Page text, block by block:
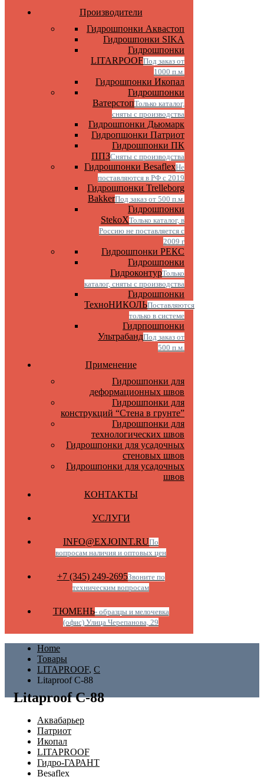
Производители
Гидрошпонки Аквастоп
Гидрошпонки SIKA
Гидрошпонки
LITARPOOFПод заказ от
1000 п.м.
Гидрошпонки Икопал
Гидрошпонки
ВатерстопТолько каталог,
сняты с производства
Гидрошпонки Дьюмарк
Гидропшонки Патриот
Гидрошпонки ПК
ППЗСняты с производства
Гидрошпонки BesaflexНе
поставляются в РФ с 2019
Гидрошпонки Trelleborg
BakkerПод заказ от 500 п.м.
Гидрошпонки
StekoXТолько каталог, в
Россию не поставляется с
2009 г
Гидрошпонки РЕКС
Гидрошпонки
ГидроконтурТолько
каталог, сняты с производства
Гидрошпонки
ТехноНИКОЛЬПоставляются
только в системе
Гидрпошпонки
УльтрабандПод заказ от
500 п.м.
Применение
Гидрошпонки для
деформационных швов
Гидрошпонки для
конструкций “Стена в грунте”
Гидрошпонки для
технологических швов
Гидрошпонки для усадочных
стеновых швов
Гидрошпонки для усадочных
швов
КОНТАКТЫ
УСЛУГИ
INFO@EXJOINT.RUПо
вопросам наличия и оптовых цен
+7 (345) 249-2695Звоните по
техническим вопросам
ТЮМЕНЬ- образцы и мелочевка
(офис) Улица Черепанова, 29
Home
Товары
LITAPROOF, С
Litaproof C-88
Litaproof C-88
Аквабарьер
Патриот
Икопал
LITAPROOF
Гидро-ГАРАНТ
Besaflex